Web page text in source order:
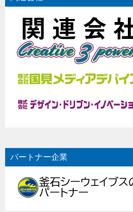
パートナー企業